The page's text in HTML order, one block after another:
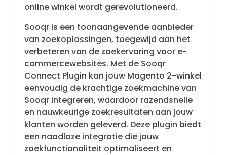
online winkel wordt gerevolutioneerd.
Sooqr is een toonaangevende aanbieder
van zoekoplossingen, toegewijd aan het
verbeteren van de zoekervaring voor e-
commercewebsites. Met de Sooqr
Connect Plugin kan jouw Magento 2-winkel
eenvoudig de krachtige zoekmachine van
Sooqr integreren, waardoor razendsnelle
en nauwkeurige zoekresultaten aan jouw
klanten worden geleverd. Deze plugin biedt
een naadloze integratie die jouw
zoekfunctionaliteit optimaliseert en